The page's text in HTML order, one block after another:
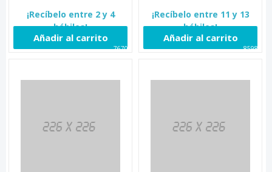
¡Recíbelo entre 2 y 4
hábiles!
Añadir al carrito
76700
¡Recíbelo entre 11 y 13
hábiles!
Añadir al carrito
85980